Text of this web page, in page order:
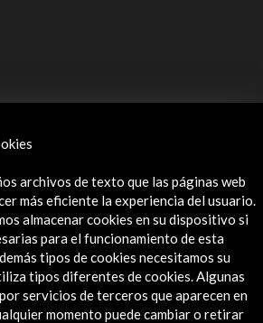
4º
archivos de texto que las páginas web
más eficiente la experiencia del usuario.
almacenar cookies en su dispositivo si
para el funcionamiento de esta
tipos de cookies necesitamos su
tipos diferentes de cookies. Algunas
servicios de terceros que aparecen en
momento puede cambiar o retirar